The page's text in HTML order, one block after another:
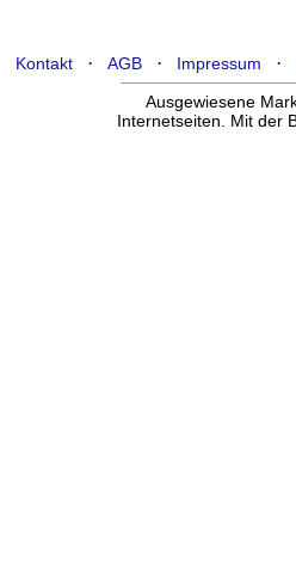
Kontakt· AGB· Impressum ·
Ausgewiesene
Internetseiten. Mit der